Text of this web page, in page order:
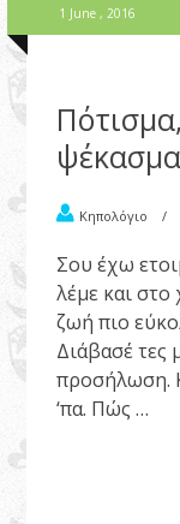
1 June , 2016
ψέκασμα
Κηπολόγιο /
Σου έχω
λέμε και
ζωή πιο
Διάβασέ τες
προσήλωση.
‘πα. Πώς …